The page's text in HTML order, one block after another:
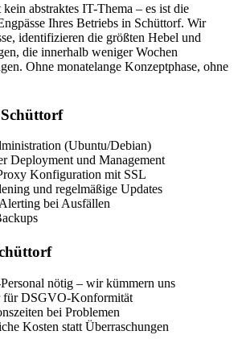
abstraktes IT-Thema – es ist die
Ihres Betriebs in Schüttorf. Wir
identifizieren die größten Hebel und
die innerhalb weniger Wochen
Ohne monatelange Konzeptphase, ohne
Schüttorf
(Ubuntu/Debian)
Deployment und Management
Konfiguration mit SSL
und regelmäßige Updates
bei Ausfällen
nötig – wir kümmern uns
für DSGVO-Konformität
bei Problemen
Kosten statt Überraschungen